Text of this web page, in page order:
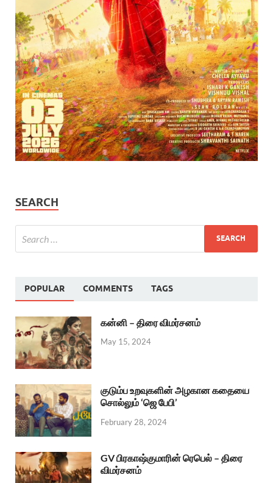
SEARCH
POPULAR COMMENTS TAGS
கன்னி – திரை விமர்சனம்
May 15, 2024
குடும்ப உறவுகளின் அழகான கதையை
சொல்லும் ‘ஜெ பேபி’
February 28, 2024
GV பிரகாஷ்குமாரின் ரெபெல் – திரை
விமர்சனம்